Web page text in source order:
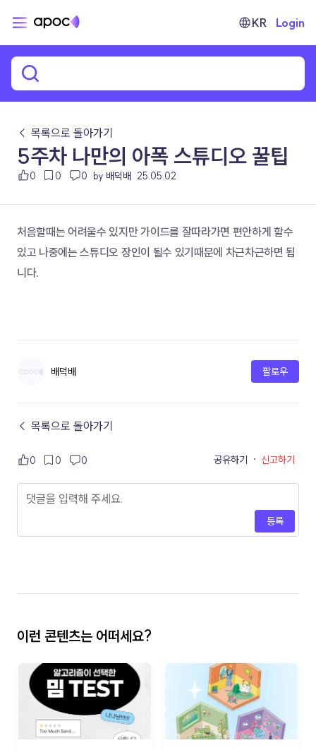
KR Login
← 목록으로 돌아가기
5주차 나만의 아폭 스튜디오 꿀팁
0 0 0 by 배덕배 25.05.02
처음할때는 어려울수 있지만 가이드를 잘따라가면 편안하게 할수
있고 나중에는 스튜디오 장인이 될수 있기때문에 차근차근하면 됩
니다.
배덕배 팔로우
← 목록으로 돌아가기
0 0 0 공유하기 · 신고하기
등록
이런 콘텐츠는 어떠세요?